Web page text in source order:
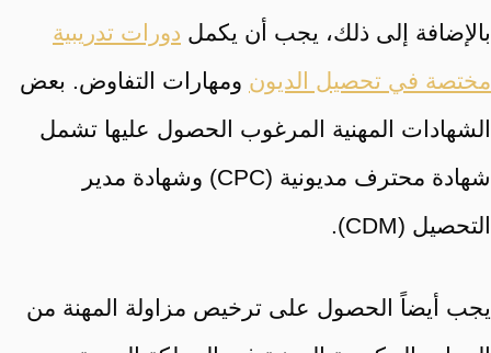
بالإضافة إلى ذلك، يجب أن يكمل دورات تدريبية
مختصة في تحصيل الديون ومهارات التفاوض. بعض
الشهادات المهنية المرغوب الحصول عليها تشمل
شهادة محترف مديونية (CPC) وشهادة مدير
التحصيل (CDM).
يجب أيضاً الحصول على ترخيص مزاولة المهنة من